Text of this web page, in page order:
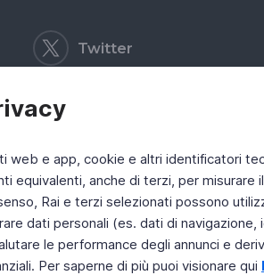
web e app, cookie e altri identificatori
equivalenti, anche di terzi, per misurare
Rai e terzi selezionati possono
dati personali (es. dati di
le performance degli annunci e
Per saperne di più puoi visionare qui
Twitter